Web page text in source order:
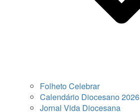
Folheto Celebrar
Calendário Diocesano 2026
Jornal Vida Diocesana